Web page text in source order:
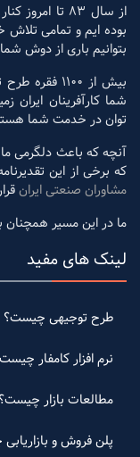
از سال 83 تا
بوده ایم و تمامی تلاش
بتوانیم باری از دوش
بیش از
شما کارآفرینان ایران
توان در خدمت شما
آنچه که باعث دلگرمی
که برخی از این
مشاوران صنعتی ایران
ما در این مسیر همچنان
لینک های مفید
طرح توجیهی چیست؟
نرم افزار کامفار
مطالعات بازار چیست؟
پلن فروش و